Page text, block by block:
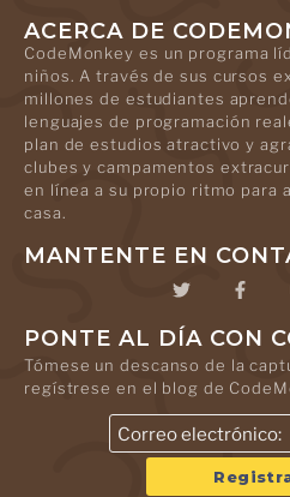
ACERCA DE
CodeMonkey es un programa
niños. A través de sus cursos
millones de estudiantes
lenguajes de programación
plan de estudios atractivo y
clubes y campamentos
en línea a su propio ritmo para
casa.
MANTENTE EN
PONTE AL DÍA CON
Tómese un descanso de la
regístrese en el blog de